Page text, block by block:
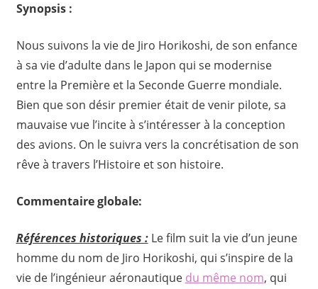
Synopsis :
Nous suivons la vie de Jiro Horikoshi, de son enfance
à sa vie d’adulte dans le Japon qui se modernise
entre la Première et la Seconde Guerre mondiale.
Bien que son désir premier était de venir pilote, sa
mauvaise vue l’incite à s’intéresser à la conception
des avions. On le suivra vers la concrétisation de son
rêve à travers l’Histoire et son histoire.
Commentaire globale:
Références historiques :Le film suit la vie d’un jeune
homme du nom de Jiro Horikoshi, qui s’inspire de la
vie de l’ingénieur aéronautique du même nom, qui